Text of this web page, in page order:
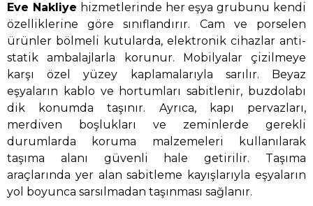
Eve Nakliye hizmetlerinde her eşya grubunu kendi
özelliklerine göre sınıflandırır. Cam ve porselen
ürünler bölmeli kutularda, elektronik cihazlar anti-
statik ambalajlarla korunur. Mobilyalar çizilmeye
karşı özel yüzey kaplamalarıyla sarılır. Beyaz
eşyaların kablo ve hortumları sabitlenir, buzdolabı
dik konumda taşınır. Ayrıca, kapı pervazları,
merdiven boşlukları ve zeminlerde gerekli
durumlarda koruma malzemeleri kullanılarak
taşıma alanı güvenli hale getirilir. Taşıma
araçlarında yer alan sabitleme kayışlarıyla eşyaların
yol boyunca sarsılmadan taşınması sağlanır.